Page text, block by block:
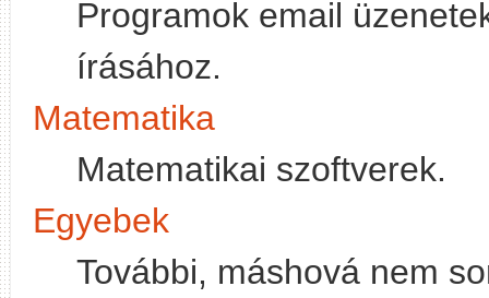
Programok email
írásához.
Matematika
Matematikai szoftverek.
Egyebek
További, máshová nem